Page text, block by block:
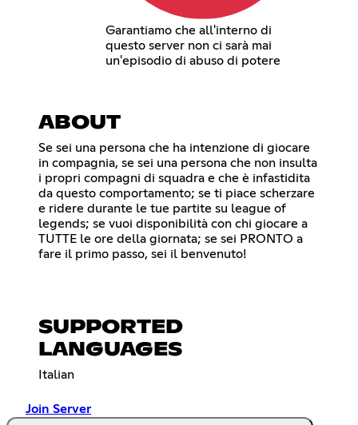
Garantiamo che all'interno di
questo server non ci sarà mai
un'episodio di abuso di potere
ABOUT
Se sei una persona che ha intenzione di giocare
in compagnia, se sei una persona che non insulta
i propri compagni di squadra e che è infastidita
da questo comportamento; se ti piace scherzare
e ridere durante le tue partite su league of
legends; se vuoi disponibilità con chi giocare a
TUTTE le ore della giornata; se sei PRONTO a
fare il primo passo, sei il benvenuto!
SUPPORTED
LANGUAGES
Italian
Join Server